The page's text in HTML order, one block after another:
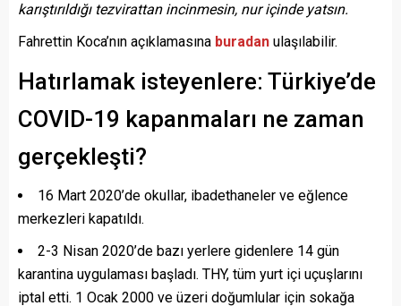
karıştırıldığı tezvirattan incinmesin, nur içinde yatsın.
Fahrettin Koca’nın açıklamasına buradan ulaşılabilir.
Hatırlamak isteyenlere: Türkiye’de
COVID-19 kapanmaları ne zaman
gerçekleşti?
16 Mart 2020’de okullar, ibadethaneler ve eğlence
merkezleri kapatıldı.
2-3 Nisan 2020’de bazı yerlere gidenlere 14 gün
karantina uygulaması başladı. THY, tüm yurt içi uçuşlarını
iptal etti. 1 Ocak 2000 ve üzeri doğumlular için sokağa